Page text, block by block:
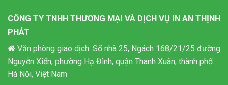
CÔNG TY TNHH THƯƠNG MẠI VÀ DỊCH VỤ IN AN THỊNH
PHÁT
Văn phòng giao dịch: Số nhà 25, Ngách 168/21/25 đường
Nguyễn Xiển, phường Hạ Đình, quận Thanh Xuân, thành phố
Hà Nội, Việt Nam